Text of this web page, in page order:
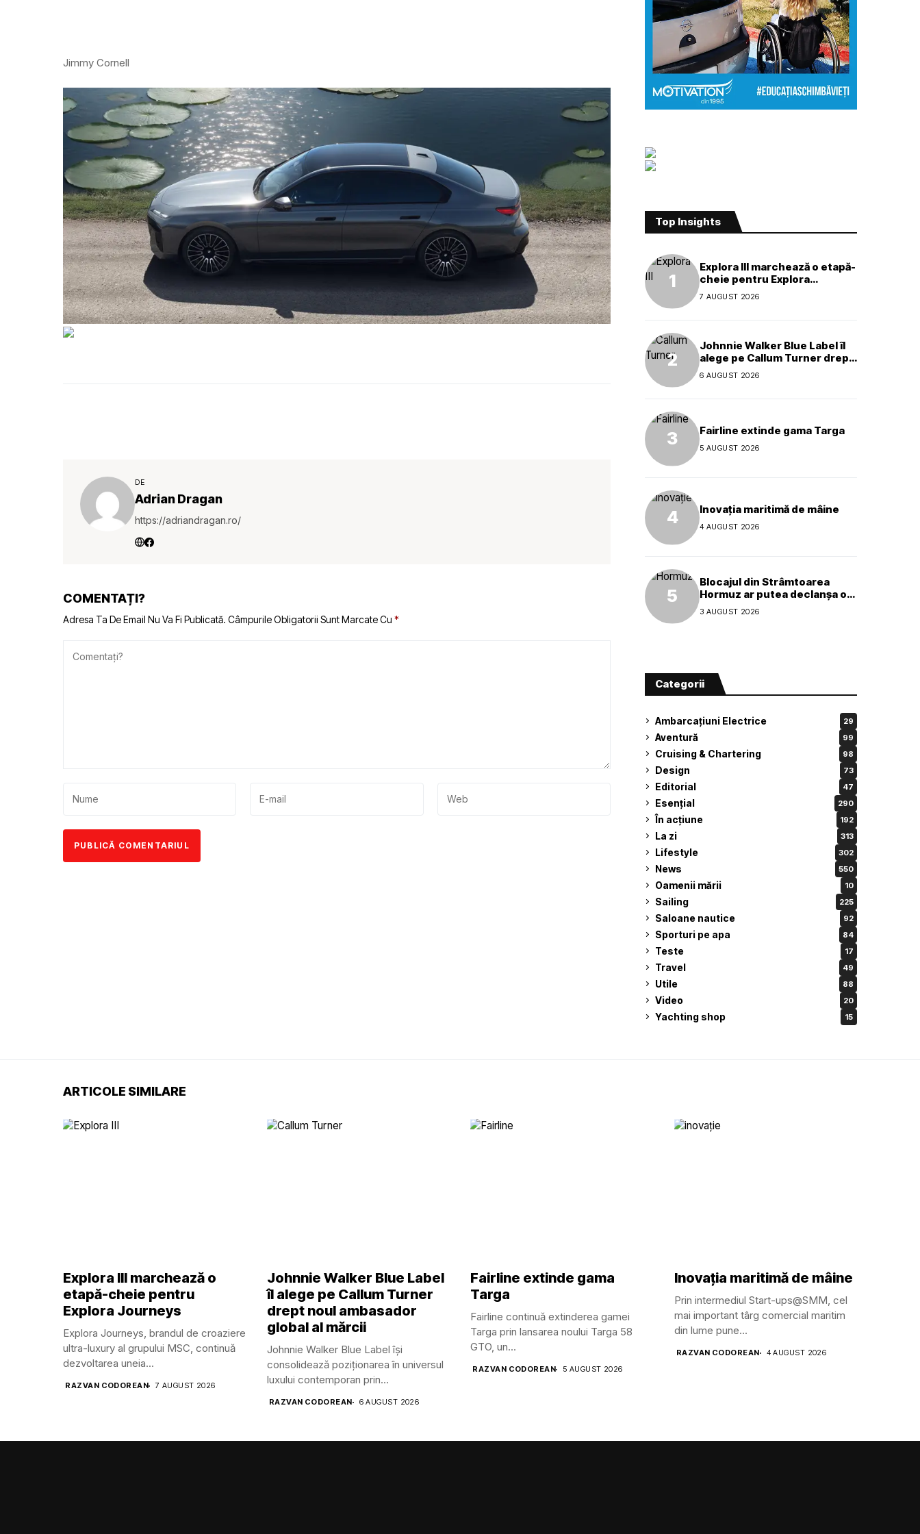
Jimmy Cornell
DE
Adrian Dragan
https://adriandragan.ro/
COMENTAȚI?
Adresa Ta De Email Nu Va Fi Publicată. Câmpurile Obligatorii Sunt Marcate Cu *
Top Insights
Explora III marchează o etapă-
cheie pentru Explora
Journeys
7 AUGUST 2026
Johnnie Walker Blue Label îl
alege pe Callum Turner drept
noul ambasador global al
mărcii
6 AUGUST 2026
Fairline extinde gama Targa
5 AUGUST 2026
Inovația maritimă de mâine
4 AUGUST 2026
Blocajul din Strâmtoarea
Hormuz ar putea declanșa o
criză ecologică globală
3 AUGUST 2026
Categorii
Ambarcațiuni Electrice 29
Aventură 99
Cruising & Chartering 98
Design 73
Editorial 47
Esențial 290
În acțiune 192
La zi 313
Lifestyle 302
News 550
Oamenii mării 10
Sailing 225
Saloane nautice 92
Sporturi pe apa 84
Teste 17
Travel 49
Utile 88
Video 20
Yachting shop 15
ARTICOLE SIMILARE
Explora III marchează o
etapă-cheie pentru
Explora Journeys
Explora Journeys, brandul de croaziere
ultra-luxury al grupului MSC, continuă
dezvoltarea uneia...
RAZVAN CODOREAN 7 AUGUST 2026
Johnnie Walker Blue Label
îl alege pe Callum Turner
drept noul ambasador
global al mărcii
Johnnie Walker Blue Label își
consolidează poziționarea în universul
luxului contemporan prin...
RAZVAN CODOREAN 6 AUGUST 2026
Fairline extinde gama
Targa
Fairline continuă extinderea gamei
Targa prin lansarea noului Targa 58
GTO, un...
RAZVAN CODOREAN 5 AUGUST 2026
Inovația maritimă de mâine
Prin intermediul Start-ups@SMM, cel
mai important târg comercial maritim
din lume pune...
RAZVAN CODOREAN 4 AUGUST 2026